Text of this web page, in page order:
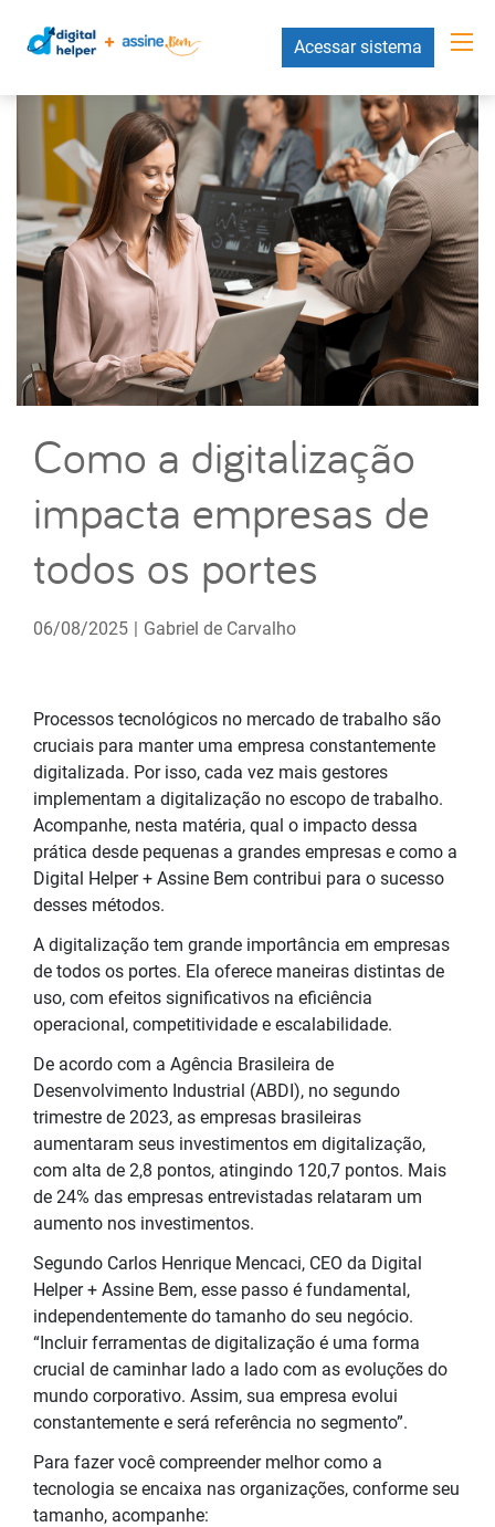
Acessar sistema
Como a digitalização
impacta empresas de
todos os portes
06/08/2025 | Gabriel de Carvalho
Processos tecnológicos no mercado de trabalho são
cruciais para manter uma empresa constantemente
digitalizada. Por isso, cada vez mais gestores
implementam a digitalização no escopo de trabalho.
Acompanhe, nesta matéria, qual o impacto dessa
prática desde pequenas a grandes empresas e como a
Digital Helper + Assine Bem contribui para o sucesso
desses métodos.
A digitalização tem grande importância em empresas
de todos os portes. Ela oferece maneiras distintas de
uso, com efeitos significativos na eficiência
operacional, competitividade e escalabilidade.
De acordo com a Agência Brasileira de
Desenvolvimento Industrial (ABDI), no segundo
trimestre de 2023, as empresas brasileiras
aumentaram seus investimentos em digitalização,
com alta de 2,8 pontos, atingindo 120,7 pontos. Mais
de 24% das empresas entrevistadas relataram um
aumento nos investimentos.
Segundo Carlos Henrique Mencaci, CEO da Digital
Helper + Assine Bem, esse passo é fundamental,
independentemente do tamanho do seu negócio.
“Incluir ferramentas de digitalização é uma forma
crucial de caminhar lado a lado com as evoluções do
mundo corporativo. Assim, sua empresa evolui
constantemente e será referência no segmento”.
Para fazer você compreender melhor como a
tecnologia se encaixa nas organizações, conforme seu
tamanho, acompanhe: